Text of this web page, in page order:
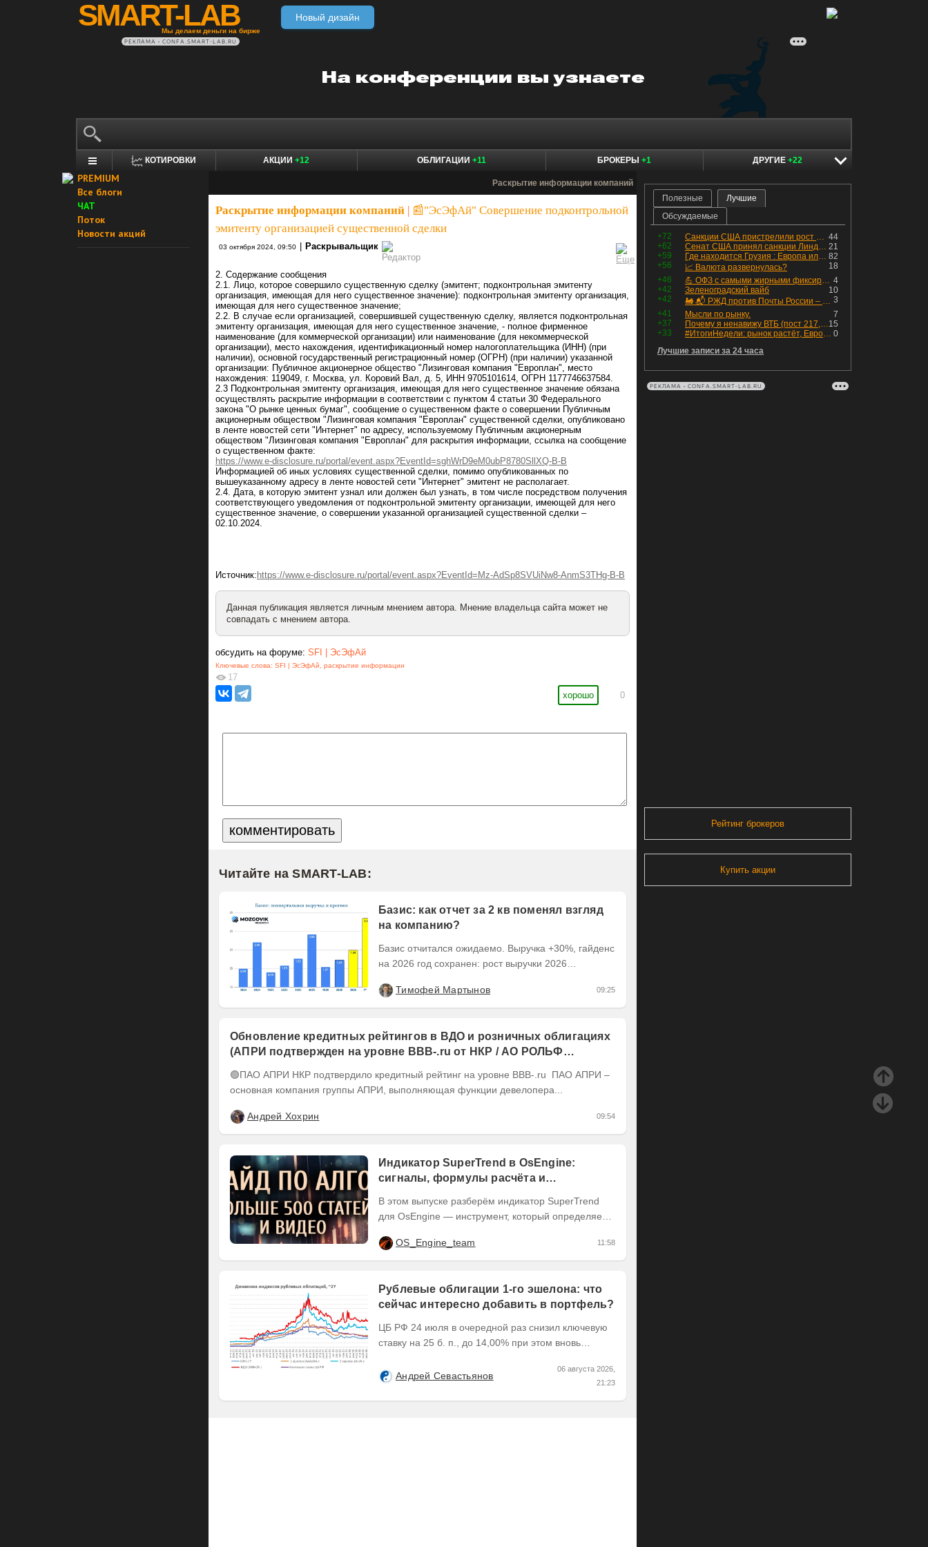
SMART-LAB
Мы делаем деньги на бирже
Новый дизайн
РЕКЛАМА • CONFA.SMART-LAB.RU
КОТИРОВКИ АКЦИИ +12 ОБЛИГАЦИИ +11 БРОКЕРЫ +1 ДРУГИЕ +22
PREMIUM
Все блоги
ЧАТ
Поток
Новости акций
Раскрытие информации компаний
Раскрытие информации компаний
📰"ЭсЭфАй" Совершение подконтрольной
эмитенту организацией существенной сделки
03 октября 2024, 09:50 Раскрывальщик
2. Содержание сообщения
2.1. Лицо, которое совершило существенную сделку (эмитент; подконтрольная эмитенту
организация, имеющая для него существенное значение): подконтрольная эмитенту организация,
имеющая для него существенное значение;
2.2. В случае если организацией, совершившей существенную сделку, является подконтрольная
эмитенту организация, имеющая для него существенное значение, - полное фирменное
наименование (для коммерческой организации) или наименование (для некоммерческой
организации), место нахождения, идентификационный номер налогоплательщика (ИНН) (при
наличии), основной государственный регистрационный номер (ОГРН) (при наличии) указанной
организации: Публичное акционерное общество "Лизинговая компания "Европлан", место
нахождения: 119049, г. Москва, ул. Коровий Вал, д. 5, ИНН 9705101614, ОГРН 1177746637584.
2.3 Подконтрольная эмитенту организация, имеющая для него существенное значение обязана
осуществлять раскрытие информации в соответствии с пунктом 4 статьи 30 Федерального
закона "О рынке ценных бумаг", сообщение о существенном факте о совершении Публичным
акционерным обществом "Лизинговая компания "Европлан" существенной сделки, опубликовано
в ленте новостей сети "Интернет" по адресу, используемому Публичным акционерным
обществом "Лизинговая компания "Европлан" для раскрытия информации, ссылка на сообщение
о существенном факте:
https://www.e-disclosure.ru/portal/event.aspx?EventId=sghWrD9eM0ubP8780SllXQ-B-B
Информацией об иных условиях существенной сделки, помимо опубликованных по
вышеуказанному адресу в ленте новостей сети "Интернет" эмитент не располагает.
2.4. Дата, в которую эмитент узнал или должен был узнать, в том числе посредством получения
соответствующего уведомления от подконтрольной эмитенту организации, имеющей для него
существенное значение, о совершении указанной организацией существенной сделки –
02.10.2024.
Источник: https://www.e-disclosure.ru/portal/event.aspx?EventId=Mz-AdSp8SVUiNw8-AnmS3THg-B-B
Данная публикация является личным мнением автора. Мнение владельца сайта может не
совпадать с мнением автора.
обсудить на форуме: SFI | ЭсЭфАй
Ключевые слова: SFI | ЭсЭфАй, раскрытие информации
17
хорошо
0
Читайте на SMART-LAB:
Базис: как отчет за 2 кв поменял взгляд
на компанию?
Базис отчитался ожидаемо. Выручка +30%, гайденс
на 2026 год сохранен: рост выручки 2026
OIBDA 60%....
Тимофей Мартынов 09:25
Обновление кредитных рейтингов в ВДО и розничных облигациях
(АПРИ подтвержден на уровне BBB-.ru от НКР / АО РОЛЬФ
🟢ПАО АПРИ НКР подтвердило кредитный рейтинг на уровне BBB-.ru ПАО АПРИ –
основная компания группы АПРИ, выполняющая функции девелопера...
Андрей Хохрин 09:54
Индикатор SuperTrend в OsEngine:
сигналы, формулы расчёта и
В этом выпуске разберём индикатор SuperTrend
для OsEngine — инструмент, который определяет
рыночную...
OS_Engine_team 11:58
Рублевые облигации 1-го эшелона: что
сейчас интересно добавить в портфель?
ЦБ РФ 24 июля в очередной раз снизил ключевую
ставку на 25 б. п., до 14,00% при этом вновь
его...Андрей Севастьянов
06 августа 2026,
21:23
Полезные
Лучшие
Обсуждаемые
+72 44
Санкции США пристрелили рост акций в России
+62
21
Сенат США принял санкции Линдси Грэма против России
+59
82
Где находится Грузия : Европа или Азия
+56
18
📈 Валюта развернулась?
+46
4
💪 ОФЗ с самыми жирными фиксированными купонами
+42
10
Зеленоградский вайб
+42
3
🚂 📬 РЖД против Почты России – Какие облигации выбрать?
+41
7
Мысли по рынку.
+37
15
Почему я ненавижу ВТБ (пост 217, 12+)
+33
0
#ИтогиНедели: рынок растёт, ЕвроТранс трещит
Лучшие записи за 24 часа
РЕКЛАМА • CONFA.SMART-LAB.RU
Рейтинг брокеров
Купить акции